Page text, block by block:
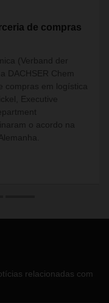
de compras
(Verband der
DACHSER Chem
compras em logística
Executive
o acordo na
relacionadas com